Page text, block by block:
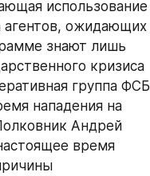
использование
агентов, ожидающих
знают лишь
кризиса
группа ФСБ
нападения на
Андрей
время